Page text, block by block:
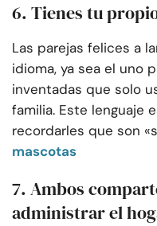
6. Tienes tu
Las parejas felices a
idioma, ya sea el uno
inventadas que solo
familia. Este lenguaje
recordarles que son
mascotas
7. Ambos
administrar el